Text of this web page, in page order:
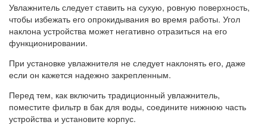
Увлажнитель следует ставить на сухую, ровную поверхность,
чтобы избежать его опрокидывания во время работы. Угол
наклона устройства может негативно отразиться на его
функционировании.
При установке увлажнителя не следует наклонять его, даже
если он кажется надежно закрепленным.
Перед тем, как включить традиционный увлажнитель,
поместите фильтр в бак для воды, соедините нижнюю часть
устройства и установите корпус.